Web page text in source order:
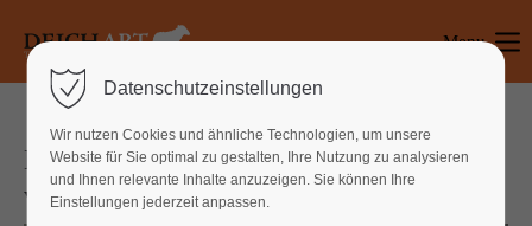
Login
Benutzername
Passwort
Menu
KLAMMS KRIEG
von Kai Hensel
Datenschutzeinstellungen
Wir nutzen Cookies und ähnliche Technologien, um unsere
Website für Sie optimal zu gestalten, Ihre Nutzung zu analysieren
und Ihnen relevante Inhalte anzuzeigen. Sie können Ihre
Einstellungen jederzeit anpassen.